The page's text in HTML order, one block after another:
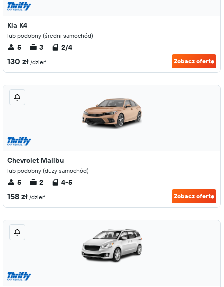
Kia K4
lub podobny (średni samochód)
5 3 2/4
130 zł /dzień Zobacz ofertę
Chevrolet Malibu
lub podobny (duży samochód)
5 2 4-5
158 zł /dzień Zobacz ofertę